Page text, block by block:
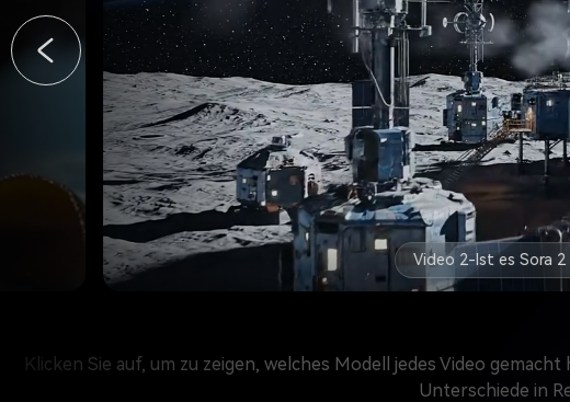
Klicken Sie auf, um zu zeigen, welches Modell jedes Video
Unterschiede in